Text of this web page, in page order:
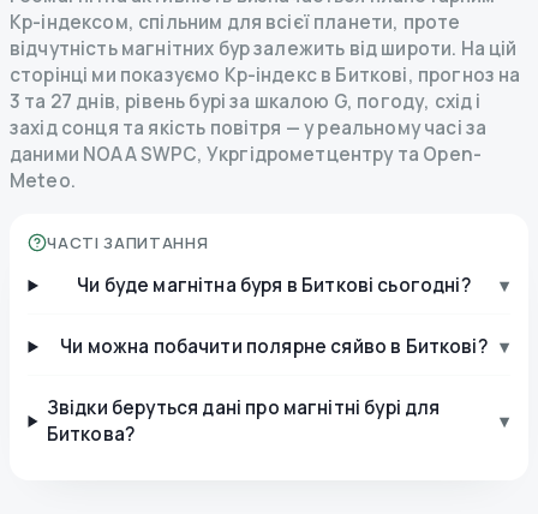
Kp-індексом, спільним для всієї планети, проте
відчутність магнітних бур залежить від широти. На цій
сторінці ми показуємо Kp-індекс в Биткові, прогноз на
3 та 27 днів, рівень бурі за шкалою G, погоду, схід і
захід сонця та якість повітря — у реальному часі за
даними NOAA SWPC, Укргідрометцентру та Open-
Meteo.
ЧАСТІ ЗАПИТАННЯ
Чи буде магнітна буря в Биткові сьогодні? ▾
Чи можна побачити полярне сяйво в Биткові? ▾
Звідки беруться дані про магнітні бурі для
Биткова?
▾